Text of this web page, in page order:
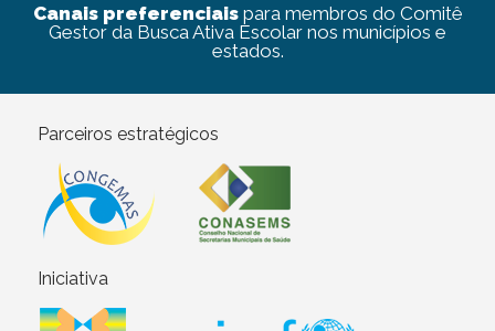
Canais preferenciaispara membros do Comitê
Gestor da Busca Ativa Escolar nos municípios e
estados.
Parceiros estratégicos
Iniciativa